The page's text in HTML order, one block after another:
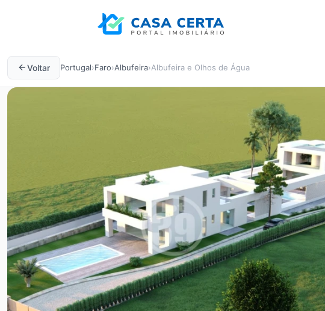
Voltar Portugal›Faro›Albufeira›Albufeira e Olhos de Água